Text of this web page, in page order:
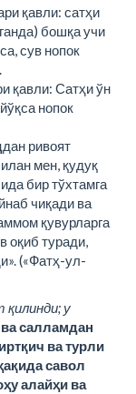
қавли: сатҳи
бошқа учи
сув нопок
қавли: Сатҳи ўн
нопок
дан ривоят
мен, қудуқ
бир тўхтамга
чиқади ва
қувурларга
оқиб туради,
(«Фатҳ-ул-
қилинди; у
салламдан
ва турли
савол
алайҳи ва